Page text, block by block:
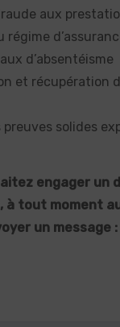
aux
régime
d’absentéisme
et récupération
preuves solides
engager un
à tout moment
un message :